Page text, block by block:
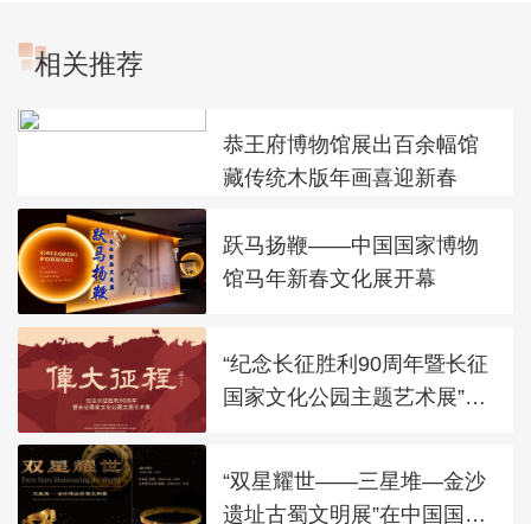
相关推荐
恭王府博物馆展出百余幅馆
藏传统木版年画喜迎新春
跃马扬鞭——中国国家博物
馆马年新春文化展开幕
“纪念长征胜利90周年暨长征
国家文化公园主题艺术展”在
“双星耀世——三星堆—金沙
遗址古蜀文明展”在中国国家